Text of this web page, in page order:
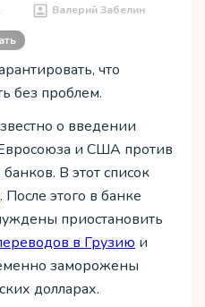
Валерий Забелин
что
без проблем.
о введении
и США против
В этот список
. После этого в банке
приостановить
в Грузию и
заморожены
долларах.